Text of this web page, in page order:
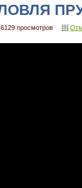
(ЛОВЛЯ
6129 просмотров